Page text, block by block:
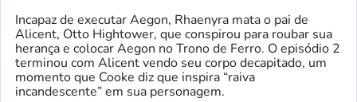
Incapaz de executar Aegon, Rhaenyra mata o pai de
Alicent, Otto Hightower, que conspirou para roubar sua
herança e colocar Aegon no Trono de Ferro. O episódio 2
terminou com Alicent vendo seu corpo decapitado, um
momento que Cooke diz que inspira “raiva
incandescente” em sua personagem.